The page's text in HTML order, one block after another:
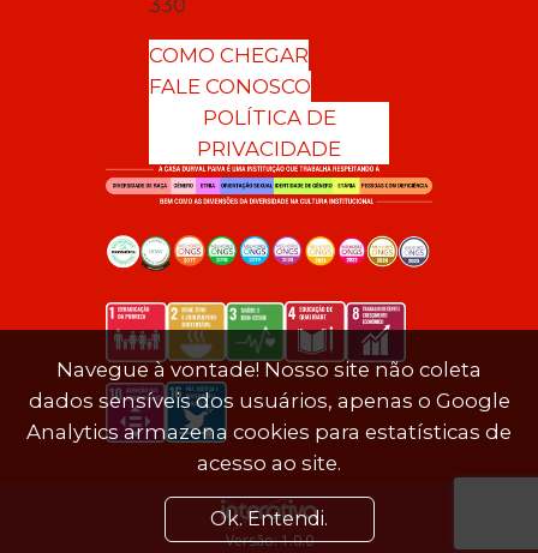
COMO CHEGAR
FALE CONOSCO
POLÍTICA DE
PRIVACIDADE
Versão: 1.0.0
Navegue à vontade! Nosso site não coleta
dados sensíveis dos usuários, apenas o Google
Analytics armazena cookies para estatísticas de
acesso ao site.
Ok. Entendi.